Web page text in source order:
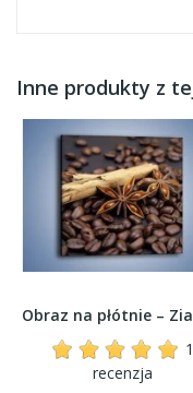
Inne produkty z
1
recenzja